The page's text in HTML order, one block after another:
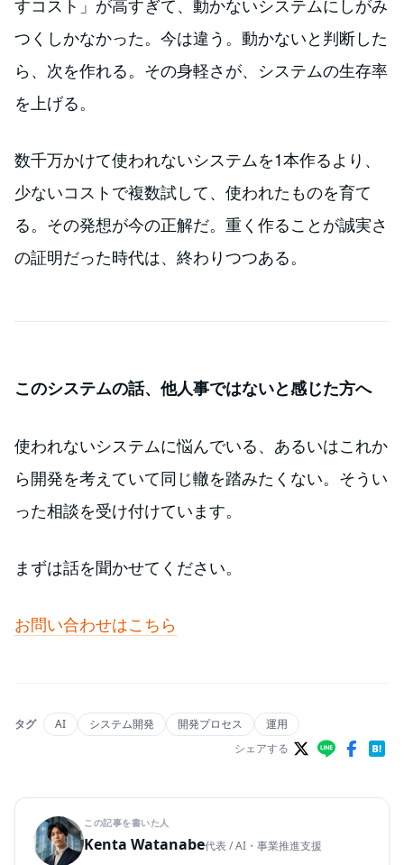
つくしかなかった。今は違う。動かないと判断した
ら、次を作れる。その身軽さが、システムの生存率
を上げる。
数千万かけて使われないシステムを1本作るより、
少ないコストで複数試して、使われたものを育て
る。その発想が今の正解だ。重く作ることが誠実さ
の証明だった時代は、終わりつつある。
このシステムの話、他人事ではないと感じた方へ
使われないシステムに悩んでいる、あるいはこれか
ら開発を考えていて同じ轍を踏みたくない。そうい
った相談を受け付けています。
まずは話を聞かせてください。
お問い合わせはこちら
タグ AI システム開発 開発プロセス
運用
シェアする
この記事を書いた人
Kenta Watanabe代表 / AI・事業推進支援